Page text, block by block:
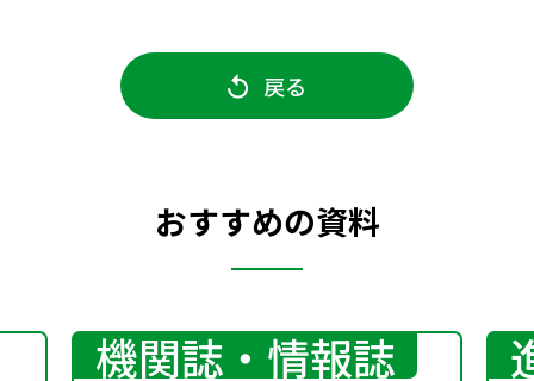
戻る
おすすめの資料
機関誌・情報誌